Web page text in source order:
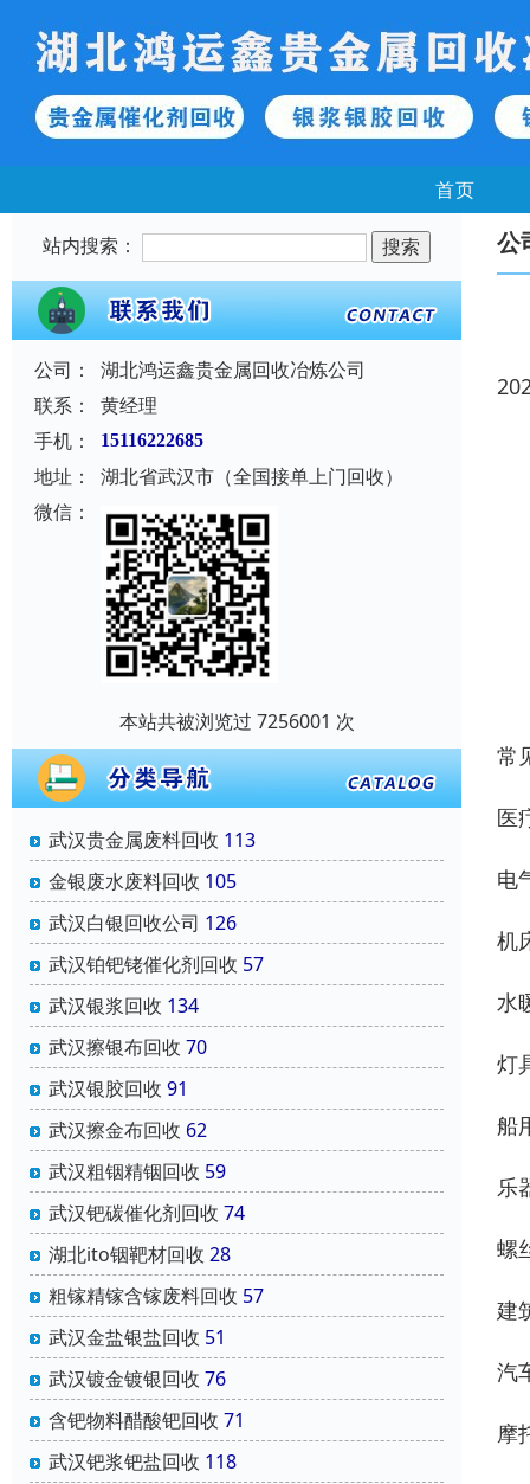
首页
站内搜索：
公司：
湖北鸿运鑫贵金属回收冶炼公司
联系：
黄经理
手机：
15116222685
地址：
湖北省武汉市（全国接单上门回收）
微信：
本站共被浏览过 7256001 次
武汉贵金属废料回收 113
金银废水废料回收 105
武汉白银回收公司 126
武汉铂钯铑催化剂回收 57
武汉银浆回收 134
武汉擦银布回收 70
武汉银胶回收 91
武汉擦金布回收 62
武汉粗铟精铟回收 59
武汉钯碳催化剂回收 74
湖北ito铟靶材回收 28
粗镓精镓含镓废料回收 57
武汉金盐银盐回收 51
武汉镀金镀银回收 76
含钯物料醋酸钯回收 71
武汉钯浆钯盐回收 118
公
常
医
电
机
水
灯
船
乐
螺
建
汽
摩